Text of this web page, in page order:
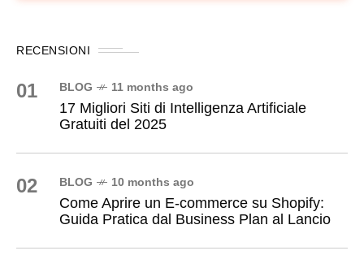
RECENSIONI
01 BLOG 11 months ago
17 Migliori Siti di Intelligenza Artificiale
Gratuiti del 2025
02 BLOG 10 months ago
Come Aprire un E-commerce su Shopify:
Guida Pratica dal Business Plan al Lancio